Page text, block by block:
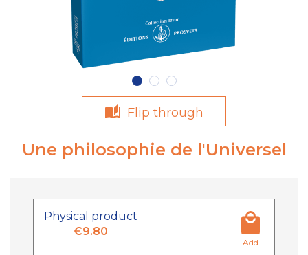
Flip through
Une philosophie de l'Universel
Physical product
€9.80
Add